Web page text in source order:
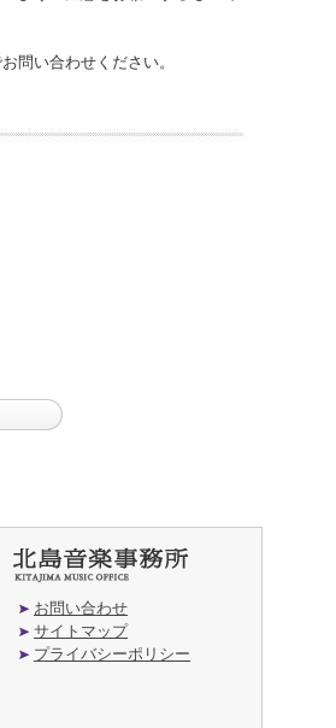
問い合わせください。
お問い合わせ
サイトマップ
プライバシーポリシー